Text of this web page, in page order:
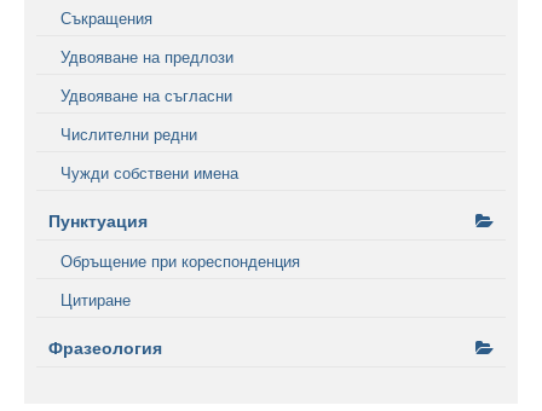
Съкращения
Удвояване на предлози
Удвояване на съгласни
Числителни редни
Чужди собствени имена
Пунктуация
Обръщение при кореспонденция
Цитиране
Фразеология